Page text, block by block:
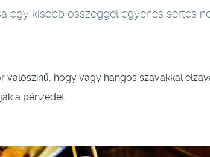
egy kisebb összeggel egyenes sértés
valószínű, hogy vagy hangos szavakkal
a pénzedet.